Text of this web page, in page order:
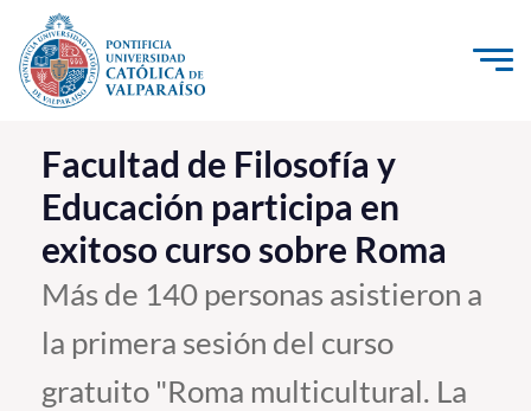
Click acá para ir directamente al contenido
La Universidad
Investigación, Creación e Innovación
PUCV Internacional
Vinculación con el Medio
Admisión
Facultad de Filosofía y
Educación participa en
exitoso curso sobre Roma
Más de 140 personas asistieron a
la primera sesión del curso
gratuito "Roma multicultural. La